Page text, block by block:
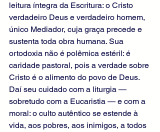
leitura íntegra da Escritura: o Cristo
verdadeiro Deus e verdadeiro homem,
único Mediador, cuja graça precede e
sustenta toda obra humana. Sua
ortodoxia não é polêmica estéril: é
caridade pastoral, pois a verdade sobre
Cristo é o alimento do povo de Deus.
Daí seu cuidado com a liturgia —
sobretudo com a Eucaristia — e com a
moral: o culto autêntico se estende à
vida, aos pobres, aos inimigos, a todos